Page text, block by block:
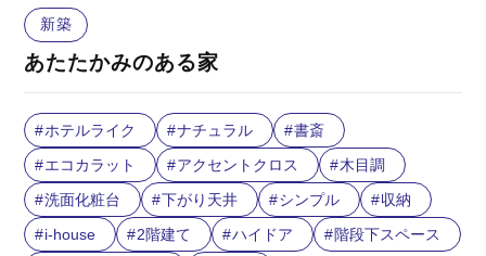
新築
あたたかみのある家
ホテルライク ナチュラル
書斎
エコカラット
アクセントクロス
木目調
洗面化粧台
下がり天井 シンプル
収納
i-house
2階建て ハイドア
階段下スペース